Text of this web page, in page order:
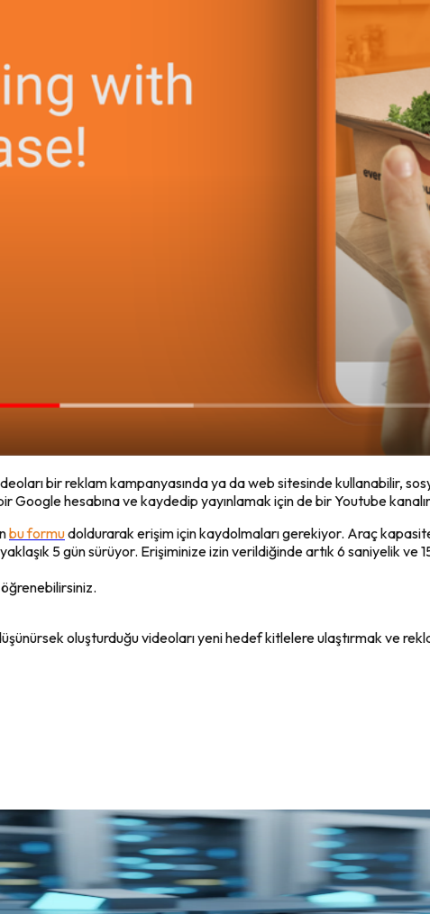
bir reklam kampanyasında ya da web sitesinde kullanabilir,
hesabına ve kaydedip yayınlamak için de bir Youtube
bu formudoldurarak erişim için kaydolmaları gerekiyor. Araç
5 gün sürüyor. Erişiminize izin verildiğinde artık 6 saniyelik
oluşturduğu videoları yeni hedef kitlelere ulaştırmak ve
Müşteri Yolculuğu